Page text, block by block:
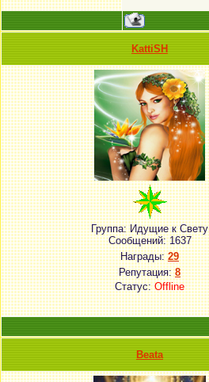
KattiSH
Группа: Идущие к Свету
Сообщений:1637
Награды:29
Репутация:8
Статус:Offline
Beata